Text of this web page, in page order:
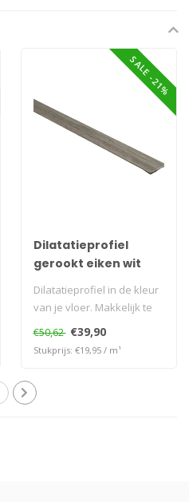
SALE -21%
Dilatatieprofiel
gerookt eiken wit
geolied 38 mm
Dilatatieprofiel in de kleur
van je vloer. Makkelijk te
plaatsen zonder te bore..
€50,62 €39,90
Stukprijs: €19,95 / m¹